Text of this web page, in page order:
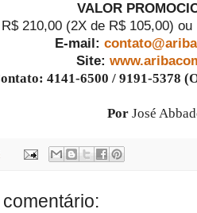
VALOR
R$ 210,00 (2X de R$ 105,00)
E-mail:
Site:
4141-6500 / 9191-5378
Por José